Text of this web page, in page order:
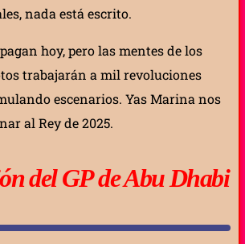
nada está escrito.
hoy, pero las mentes de los
trabajarán a mil revoluciones
escenarios. Yas Marina nos
al Rey de 2025.
del GP de Abu Dhabi